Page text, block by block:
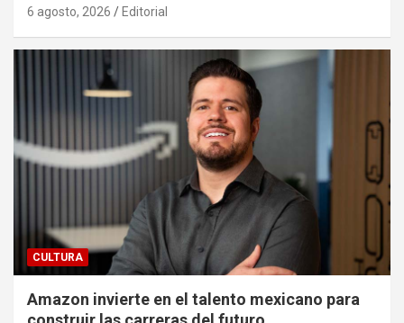
6 agosto, 2026 Editorial
CULTURA
Amazon invierte en el talento mexicano para